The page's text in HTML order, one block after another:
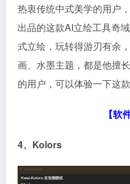
热衷传统中式美学的用户
出品的这款AI立绘工具奇
式立绘，玩转得游刃有余
画、水墨主题，都是他擅
的用户，可以体验一下这
【软
4、Kolors